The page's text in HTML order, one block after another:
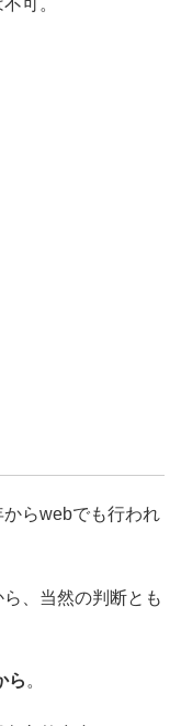
らwebでも行われ
、当然の判断とも
ら 。